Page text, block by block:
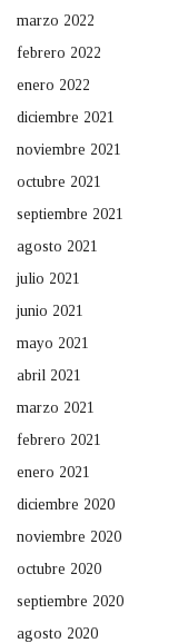
marzo 2022
febrero 2022
enero 2022
diciembre 2021
noviembre 2021
octubre 2021
septiembre 2021
agosto 2021
julio 2021
junio 2021
mayo 2021
abril 2021
marzo 2021
febrero 2021
enero 2021
diciembre 2020
noviembre 2020
octubre 2020
septiembre 2020
agosto 2020